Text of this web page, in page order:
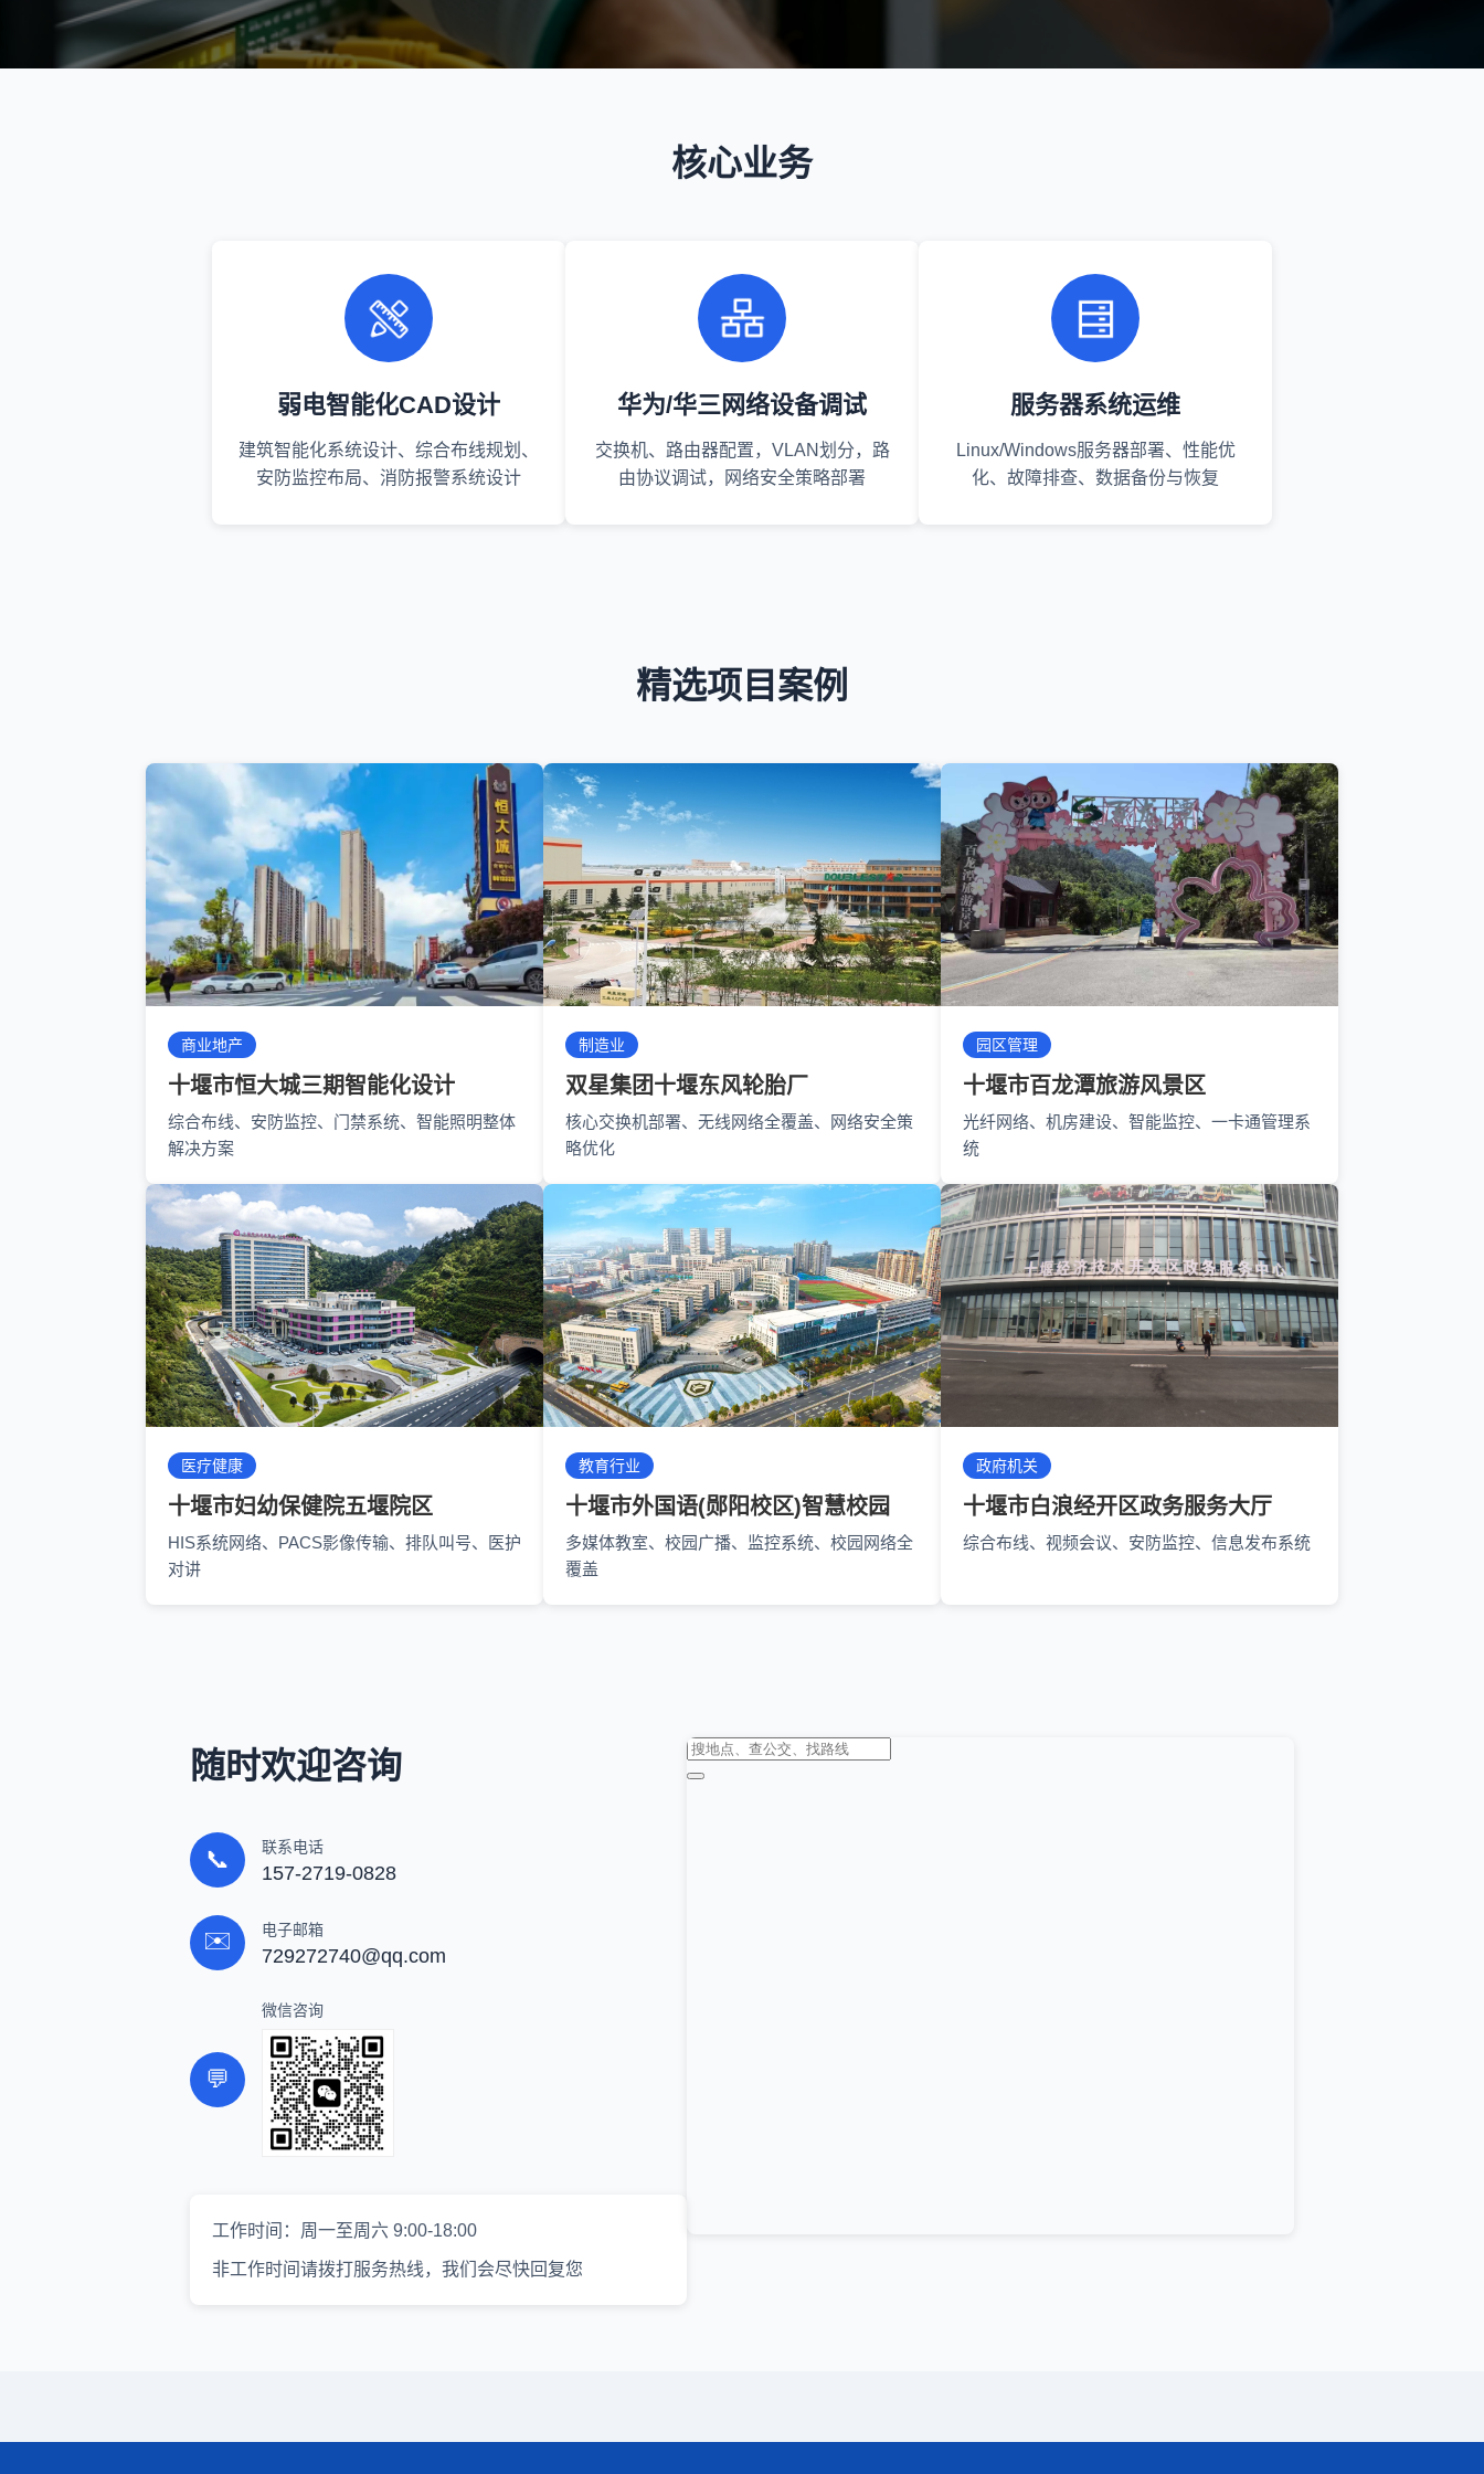
核心业务
弱电智能化CAD设计
建筑智能化系统设计、综合布线规划、
安防监控布局、消防报警系统设计
华为/华三网络设备调试
交换机、路由器配置，VLAN划分，路
由协议调试，网络安全策略部署
服务器系统运维
Linux/Windows服务器部署、性能优
化、故障排查、数据备份与恢复
精选项目案例
商业地产
十堰市恒大城三期智能化设计
综合布线、安防监控、门禁系统、智能照明整体
解决方案
制造业
双星集团十堰东风轮胎厂
核心交换机部署、无线网络全覆盖、网络安全策
略优化
园区管理
十堰市百龙潭旅游风景区
光纤网络、机房建设、智能监控、一卡通管理系
统
医疗健康
十堰市妇幼保健院五堰院区
HIS系统网络、PACS影像传输、排队叫号、医护
对讲
教育行业
十堰市外国语(郧阳校区)智慧校园
多媒体教室、校园广播、监控系统、校园网络全
覆盖
政府机关
十堰市白浪经开区政务服务大厅
综合布线、视频会议、安防监控、信息发布系统
随时欢迎咨询
📞 联系电话
157-2719-0828
✉️ 电子邮箱
729272740@qq.com
💬
微信咨询
工作时间：周一至周六 9:00-18:00
非工作时间请拨打服务热线，我们会尽快回复您